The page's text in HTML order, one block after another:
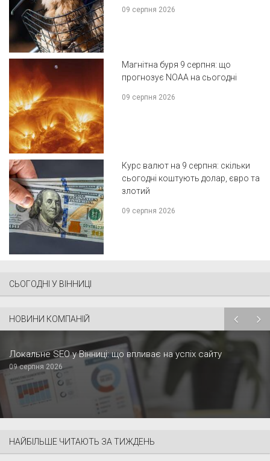
09 серпня 2026
Магнітна буря 9 серпня: що
прогнозує NOAA на сьогодні
09 серпня 2026
Курс валют на 9 серпня: скільки
сьогодні коштують долар, євро та
злотий
09 серпня 2026
СЬОГОДНІ У ВІННИЦІ
НОВИНИ КОМПАНІЙ
Локальне SEO у Вінниці: що впливає на успіх сайту
09 серпня 2026
НАЙБІЛЬШЕ ЧИТАЮТЬ ЗА ТИЖДЕНЬ